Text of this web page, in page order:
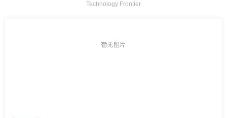
Technology Frontier